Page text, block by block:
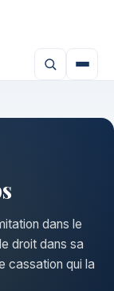
dans le
droit dans sa
cassation qui la